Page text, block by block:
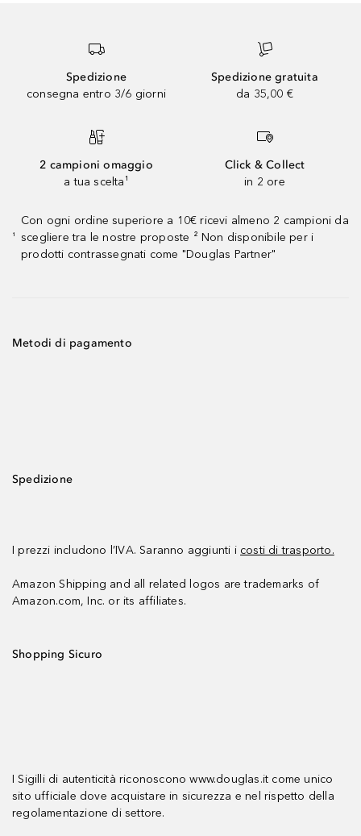
Spedizione
consegna entro 3/6 giorni
Spedizione gratuita
da 35,00 €
2 campioni omaggio
a tua scelta¹
Click & Collect
in 2 ore
¹
Con ogni ordine superiore a 10€ ricevi almeno 2 campioni da
scegliere tra le nostre proposte ² Non disponibile per i
prodotti contrassegnati come "Douglas Partner"
Metodi di pagamento
Spedizione
I prezzi includono l’IVA. Saranno aggiunti i costi di trasporto.
Amazon Shipping and all related logos are trademarks of
Amazon.com, Inc. or its affiliates.
Shopping Sicuro
I Sigilli di autenticità riconoscono www.douglas.it come unico
sito ufficiale dove acquistare in sicurezza e nel rispetto della
regolamentazione di settore.